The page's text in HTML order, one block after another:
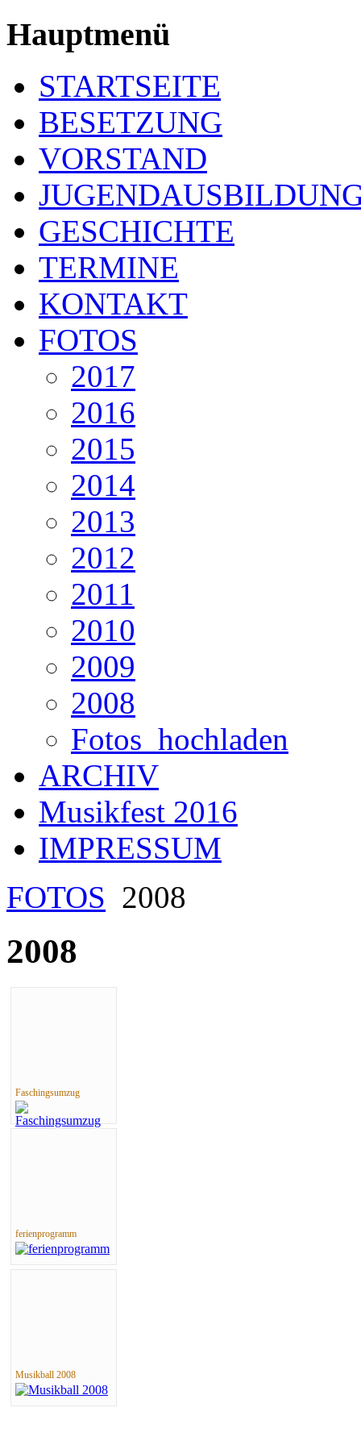
Hauptmenü
STARTSEITE
BESETZUNG
VORSTAND
GESCHICHTE
TERMINE
KONTAKT
FOTOS
2017
2016
2015
2014
2013
2012
2011
2010
2009
2008
Fotos_hochladen
ARCHIV
Musikfest 2016
IMPRESSUM
FOTOS 2008
2008
Faschingsumzug
ferienprogramm
Musikball 2008